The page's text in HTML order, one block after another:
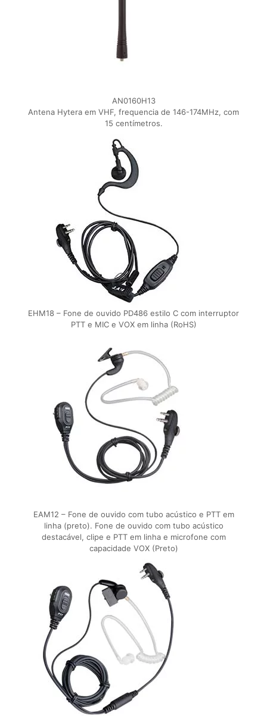
AN0160H13
Antena Hytera em VHF, frequencia de 146-174MHz, com
15 centímetros.
EHM18 – Fone de ouvido PD486 estilo C com interruptor
PTT e MIC e VOX em linha (RoHS)
EAM12 – Fone de ouvido com tubo acústico e PTT em
linha (preto). Fone de ouvido com tubo acústico
destacável, clipe e PTT em linha e microfone com
capacidade VOX (Preto)